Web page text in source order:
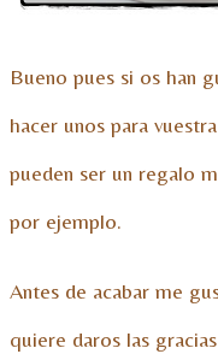
Bueno pues si os han
hacer unos para
pueden ser un regalo
por ejemplo.
Antes de acabar me
quiere daros las